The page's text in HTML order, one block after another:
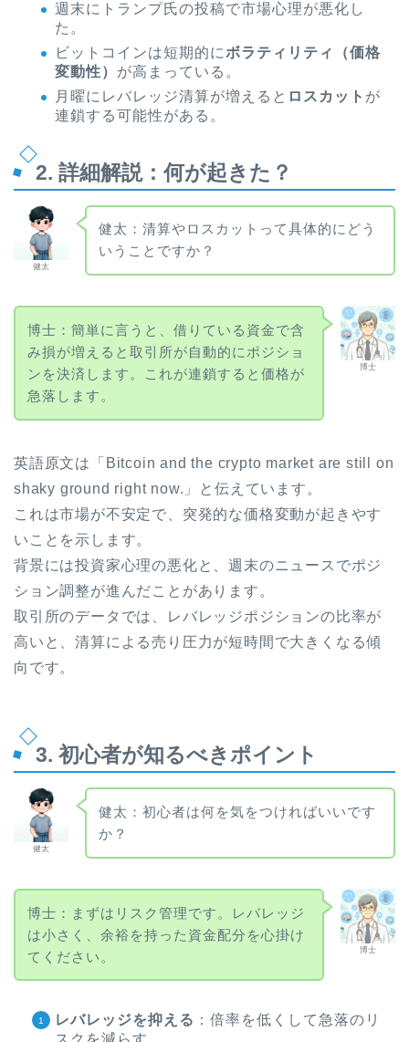
週末にトランプ氏の投稿で市場心理が悪化し
た。
ビットコインは短期的に ボラティリティ（価格
変動性） が高まっている。
月曜にレバレッジ清算が増えると ロスカット が
連鎖する可能性がある。
2. 詳細解説：何が起きた？
健太
健太：清算やロスカットって具体的にどう
いうことですか？
博士
博士：簡単に言うと、借りている資金で含
み損が増えると取引所が自動的にポジショ
ンを決済します。これが連鎖すると価格が
急落します。
英語原文は「Bitcoin and the crypto market are still on
shaky ground right now.」と伝えています。
これは市場が不安定で、突発的な価格変動が起きやす
いことを示します。
背景には投資家心理の悪化と、週末のニュースでポジ
ション調整が進んだことがあります。
取引所のデータでは、レバレッジポジションの比率が
高いと、清算による売り圧力が短時間で大きくなる傾
向です。
3. 初心者が知るべきポイント
健太
健太：初心者は何を気をつければいいです
か？
博士
博士：まずはリスク管理です。レバレッジ
は小さく、余裕を持った資金配分を心掛け
てください。
レバレッジを抑える ：倍率を低くして急落のリ